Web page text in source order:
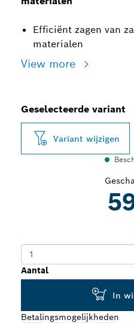
Efficiënt zagen van
materialen
View more
Geselecteerde variant
Variant wijzigen
Aantal
In
Betalingsmogelijkheden